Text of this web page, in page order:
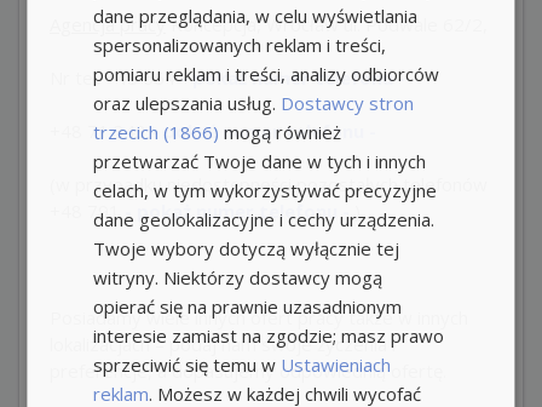
Agencja pracyKoncepcja, Wrocław ul. Podwale 62/2,
Nr tel.+48 664- pokaż numer telefonu -
71 343- pokaż numer telefonu -
(w przypadku niedostępności pozostałych telefonów
+48 791
- pokaż numer telefonu -
Posiadamy wiele innych ofert pracy także w innych
lokalizacjach – podaj nam swoje życzenia i
preferencje, a dopasujemy odpowiednią ofertę.
dane przeglądania, w celu wyświetlania
spersonalizowanych reklam i treści,
pomiaru reklam i treści, analizy odbiorców
oraz ulepszania usług. Dostawcy stron
trzecich (1866) mogą również
przetwarzać Twoje dane w tych i innych
celach, w tym wykorzystywać precyzyjne
dane geolokalizacyjne i cechy urządzenia.
Twoje wybory dotyczą wyłącznie tej
witryny. Niektórzy dostawcy mogą
opierać się na prawnie uzasadnionym
interesie zamiast na zgodzie; masz prawo
sprzeciwić się temu w Ustawieniach
reklam. Możesz w każdej chwili wycofać